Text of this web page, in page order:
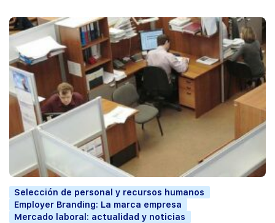
Selección de personal y recursos humanos
Employer Branding: La marca empresa
Mercado laboral: actualidad y noticias